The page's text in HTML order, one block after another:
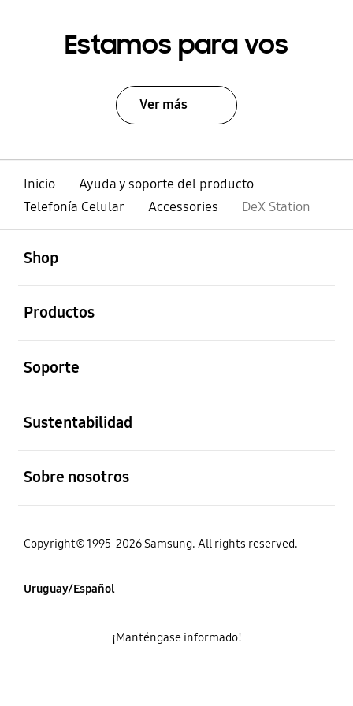
Estamos para vos
Ver más
Inicio
Ayuda y soporte del producto
Telefonía Celular
Accessories DeX Station
Shop
Productos
Soporte
Sustentabilidad
Sobre nosotros
Copyright© 1995-2026 Samsung. All rights reserved.
Uruguay/Español
¡Manténgase informado!